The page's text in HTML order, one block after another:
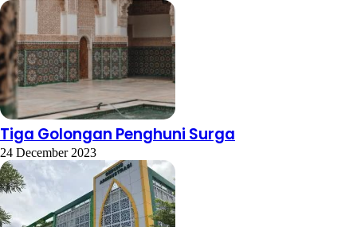
Tiga Golongan Penghuni Surga
24 December 2023